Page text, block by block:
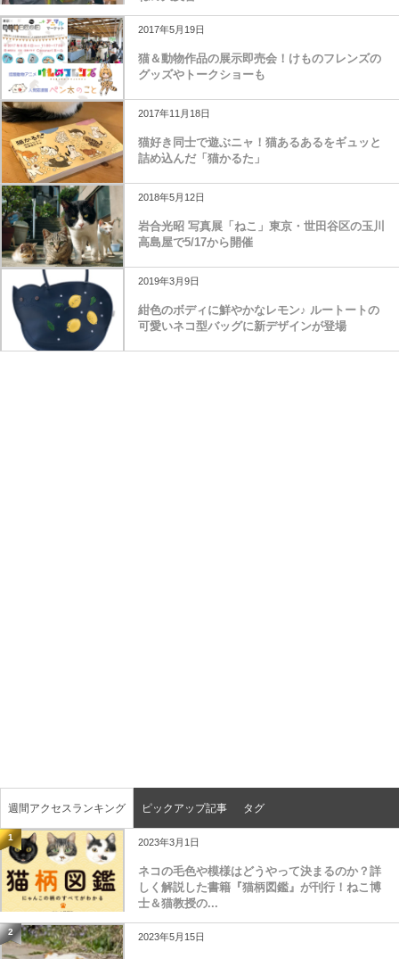
2017年5月19日
猫＆動物作品の展示即売会！けものフレンズの
グッズやトークショーも
2017年11月18日
猫好き同士で遊ぶニャ！猫あるあるをギュッと
詰め込んだ「猫かるた」
2018年5月12日
岩合光昭 写真展「ねこ」東京・世田谷区の玉川
高島屋で5/17から開催
2019年3月9日
紺色のボディに鮮やかなレモン♪ ルートートの
可愛いネコ型バッグに新デザインが登場
週間アクセスランキング ピックアップ記事 タグ
1 2023年3月1日
ネコの毛色や模様はどうやって決まるのか？詳
しく解説した書籍『猫柄図鑑』が刊行！ねこ博
士＆猫教授の...
2 2023年5月15日